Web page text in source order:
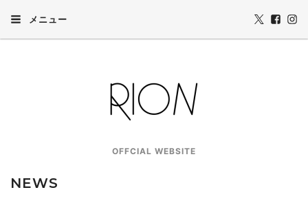
メニュー
OFFCIAL WEBSITE
NEWS